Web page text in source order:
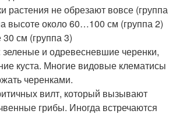
растения не обрезают вовсе (группа
высоте около 60…100 см (группа 2)
см (группа 3)
и одревесневшие черенки,
куста. Многие видовые клематисы
черенками.
вилт, который вызывают
грибы. Иногда встречаются